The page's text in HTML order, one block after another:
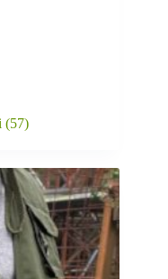
(57)